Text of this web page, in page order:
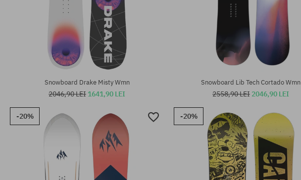
Mărimi existente:
Mărimi existente:
Snowboard Drake Misty Wmn
2046,90 LEI 1641,90 LEI
Snowboard Lib Tech Cortado Wmn
2558,90 LEI 2046,90 LEI
-20% -20%